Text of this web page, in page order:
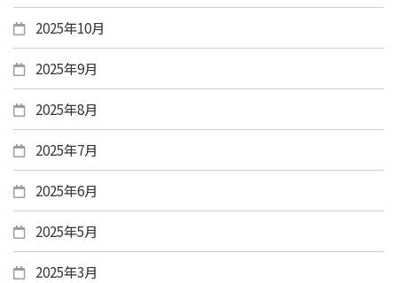
2025年10月
2025年9月
2025年8月
2025年7月
2025年6月
2025年5月
2025年3月